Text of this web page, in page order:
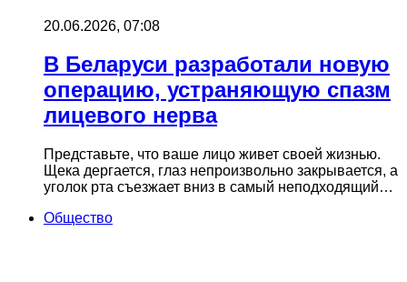
20.06.2026, 07:08
В Беларуси разработали новую
операцию, устраняющую спазм
лицевого нерва
Представьте, что ваше лицо живет своей жизнью.
Щека дергается, глаз непроизвольно закрывается, а
уголок рта съезжает вниз в самый неподходящий…
Общество